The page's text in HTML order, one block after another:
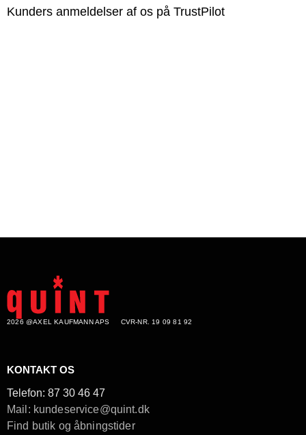
Kunders anmeldelser af os på TrustPilot
2026 @AXEL KAUFMANN APS CVR-NR. 19 09 81 92
KONTAKT OS
Telefon: 87 30 46 47
Mail: kundeservice@quint.dk
Find butik og åbningstider